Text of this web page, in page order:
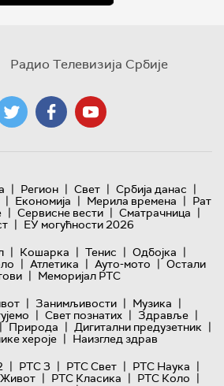
Радио Телевизија Србије
| Регион | Свет | Србија данас |
| Економија | Мерила времена | Рат
| Сервисне вести | Сматрачница |
| ЕУ могућности 2026
| Кошарка | Тенис | Одбојка |
| Атлетика | Ауто-мото | Остали
| Меморијал РТС
| Занимљивости | Музика |
| Свет познатих | Здравље |
| Природа | Дигитални предузетник |
хероје | Наизглед здрав
| РТС 3 | РТС Свет | РТС Наука |
| РТС Класика | РТС Коло |